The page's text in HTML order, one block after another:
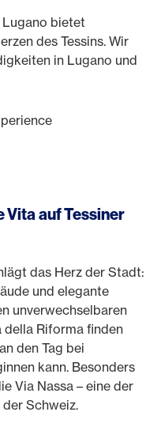
bietet
des Tessins. Wir
in Lugano und
Vita auf Tessiner
das Herz der Stadt:
und elegante
unverwechselbaren
della Riforma finden
den Tag bei
kann. Besonders
Via Nassa – eine der
Schweiz.